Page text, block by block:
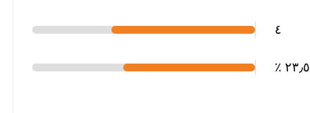
٤
٢٣٫٥ ٪